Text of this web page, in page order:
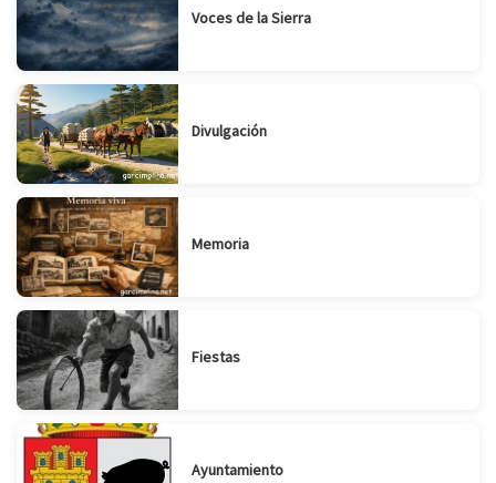
Voces de la Sierra
Divulgación
Memoria
Fiestas
Ayuntamiento